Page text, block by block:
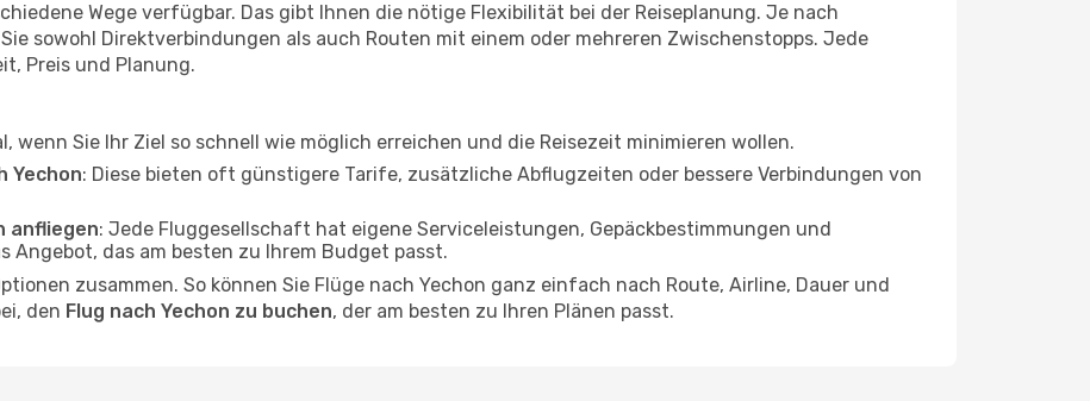
Wege verfügbar. Das gibt Ihnen die nötige Flexibilität bei der Reiseplanung. Je nach
sowohl Direktverbindungen als auch Routen mit einem oder mehreren Zwischenstopps. Jede
Preis und Planung.
wenn Sie Ihr Ziel so schnell wie möglich erreichen und die Reisezeit minimieren wollen.
Yechon: Diese bieten oft günstigere Tarife, zusätzliche Abflugzeiten oder bessere Verbindungen von
anfliegen: Jede Fluggesellschaft hat eigene Serviceleistungen, Gepäckbestimmungen und
Angebot, das am besten zu Ihrem Budget passt.
zusammen. So können Sie Flüge nach Yechon ganz einfach nach Route, Airline, Dauer und
den Flug nach Yechon zu buchen, der am besten zu Ihren Plänen passt.